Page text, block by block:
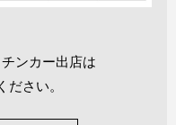
ンカー出店は
さい。